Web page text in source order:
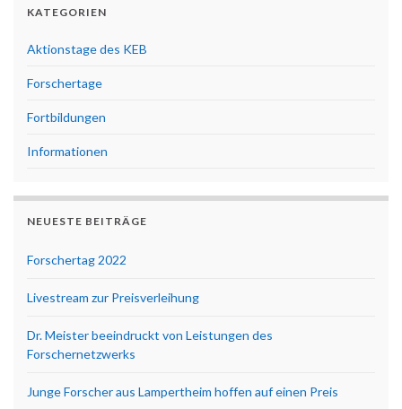
KATEGORIEN
Aktionstage des KEB
Forschertage
Fortbildungen
Informationen
NEUESTE BEITRÄGE
Forschertag 2022
Livestream zur Preisverleihung
Dr. Meister beeindruckt von Leistungen des
Forschernetzwerks
Junge Forscher aus Lampertheim hoffen auf einen Preis